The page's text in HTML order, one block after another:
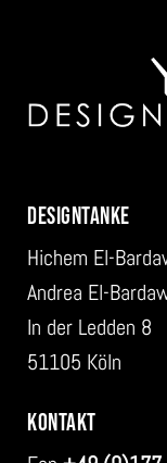
DESIGNTANKE
Hichem El-
Andrea El-
In der Ledden 8
51105 Köln
KONTAKT